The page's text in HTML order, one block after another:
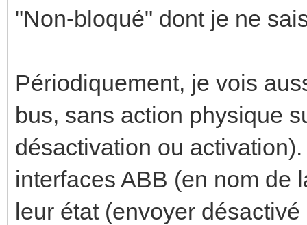
"Non-bloqué" dont je ne
Périodiquement, je vois
bus, sans action physique
désactivation ou
interfaces ABB (en nom de
leur état (envoyer